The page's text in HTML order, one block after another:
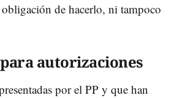
de hacerlo, ni tampoco
autorizaciones
por el PP y que han